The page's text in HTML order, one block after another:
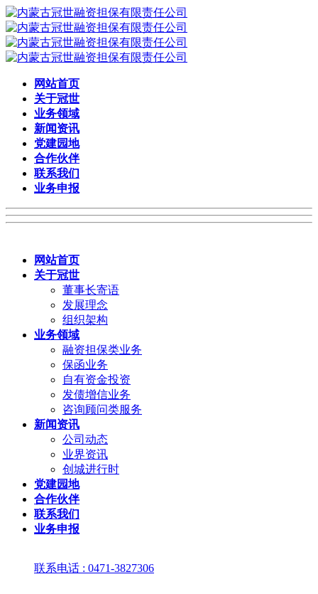
网站首页
关于冠世
业务领域
新闻资讯
党建园地
合作伙伴
联系我们
业务申报
网站首页
关于冠世
董事长寄语
发展理念
组织架构
业务领域
融资担保类业务
保函业务
自有资金投资
发债增信业务
咨询顾问类服务
新闻资讯
公司动态
业界资讯
创城进行时
党建园地
合作伙伴
联系我们
业务申报
联系电话 : 0471-3827306